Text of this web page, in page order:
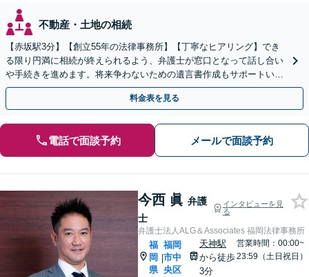
不動産・土地の相続
【赤坂駅3分】【創立55年の法律事務所】【丁寧なヒアリング】でき
る限り円満に相続が終えられるよう、弁護士が窓口となって話し合い
や手続きを進めます。将来争わないための遺言書作成もサポートいた
します。お困りの際は、お気軽にご相談ください。
料金表を見る
電話で面談予約 メールで面談予約
今西 眞 弁護
士
インタビューを見
る
弁護士法人ALG＆Associates 福岡法律事務所
福
岡
県
|
福岡
市中
央区
天神駅
から徒歩
3分
営業時間：00:00~
23:59（土日祝日）